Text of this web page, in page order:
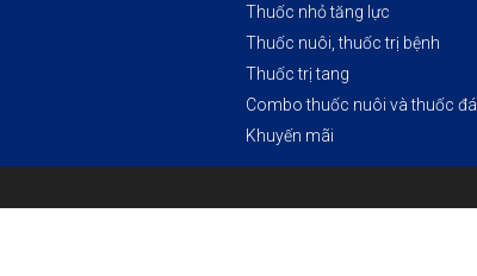
Thuốc nhỏ tăng lực
Thuốc nuôi, thuốc trị bệnh​
Thuốc trị tang
Combo thuốc nuôi và thuốc đá
Khuyến mãi